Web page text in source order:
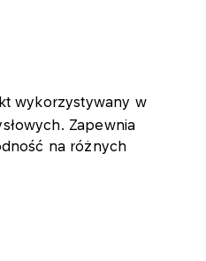
wykorzystywany w
Zapewnia
na różnych